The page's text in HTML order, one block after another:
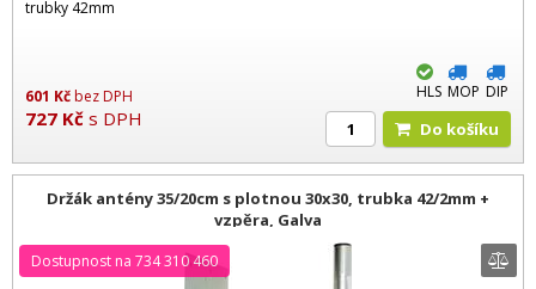
trubky 42mm
601 Kčbez DPH
727 Kč s DPH
HLS MOP DIP
Do košíku
Držák antény 35/20cm s plotnou 30x30, trubka 42/2mm +
vzpěra, Galva
Dostupnost na 734 310 460